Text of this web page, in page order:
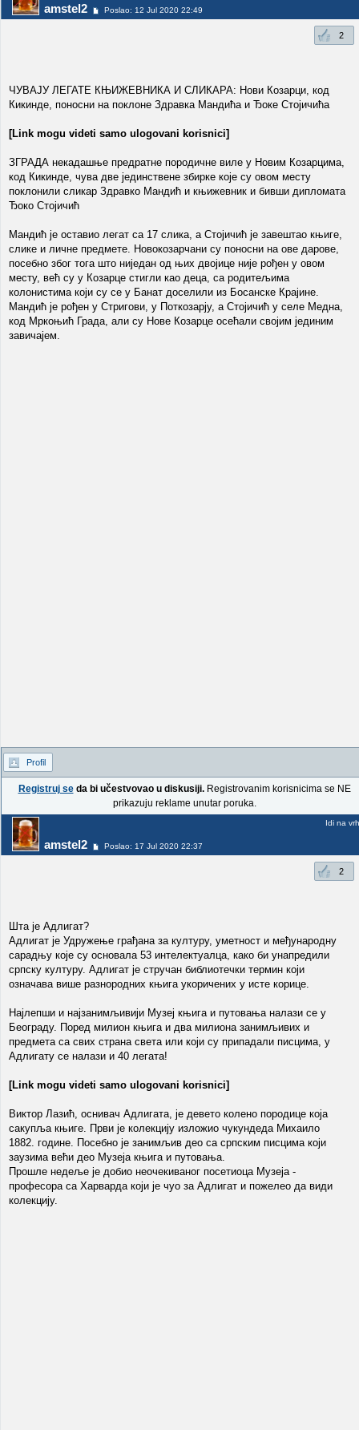
amstel2 Poslao: 12 Jul 2020 22:49
2
ЧУВАЈУ ЛЕГАТЕ КЊИЖЕВНИКА И СЛИКАРА: Нови Козарци, код
Кикинде, поносни на поклоне Здравка Мандића и Ђоке Стојичића
[Link mogu videti samo ulogovani korisnici]
ЗГРАДА некадашње предратне породичне виле у Новим Козарцима,
код Кикинде, чува две јединствене збирке које су овом месту
поклонили сликар Здравко Мандић и књижевник и бивши дипломата
Ђоко Стојичић
Мандић је оставио легат са 17 слика, а Стојичић је завештао књиге,
слике и личне предмете. Новокозарчани су поносни на ове дарове,
посебно због тога што ниједан од њих двојице није рођен у овом
месту, већ су у Козарце стигли као деца, са родитељима
колонистима који су се у Банат доселили из Босанске Крајине.
Мандић је рођен у Стригови, у Поткозарју, а Стојичић у селе Медна,
код Мркоњић Града, али су Нове Козарце осећали својим јединим
завичајем.
Profil
Registruj seda bi učestvovao u diskusiji.Registrovanim korisnicima se NE
prikazuju reklame unutar poruka.
amstel2 Poslao: 17 Jul 2020 22:37
Idi na vrh
2
Шта је Адлигат?
Адлигат је Удружење грађана за културу, уметност и међународну
сарадњу које су основала 53 интелектуалца, како би унапредили
српску културу. Адлигат је стручан библиотечки термин који
означава више разнородних књига укоричених у исте корице.
Најлепши и најзанимљивији Музеј књига и путовања налази се у
Београду. Поред милион књига и два милиона занимљивих и
предмета са свих страна света или који су припадали писцима, у
Адлигату се налази и 40 легата!
[Link mogu videti samo ulogovani korisnici]
Виктор Лазић, оснивач Адлигата, је девето колено породице која
сакупља књиге. Први је колекцију изложио чукундеда Михаило
1882. године. Посебно је занимљив део са српским писцима који
заузима већи део Музеја књига и путовања.
Прошле недеље је добио неочекиваног посетиоца Музеја -
професора са Харварда који је чуо за Адлигат и пожелео да види
колекцију.